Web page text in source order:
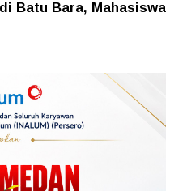
Batu Bara, Mahasiswa